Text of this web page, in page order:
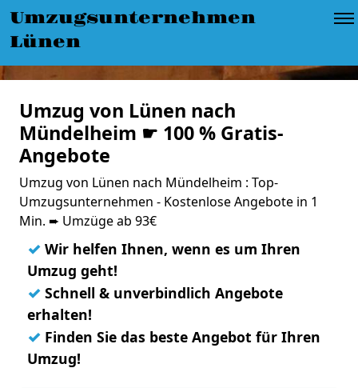
Umzugsunternehmen
Lünen
Umzug von Lünen nach
Mündelheim ☛ 100 % Gratis-
Angebote
Umzug von Lünen nach Mündelheim : Top-
Umzugsunternehmen - Kostenlose Angebote in 1
Min. ➨ Umzüge ab 93€
✓ Wir helfen Ihnen, wenn es um Ihren
Umzug geht!
✓ Schnell & unverbindlich Angebote
erhalten!
✓ Finden Sie das beste Angebot für Ihren
Umzug!